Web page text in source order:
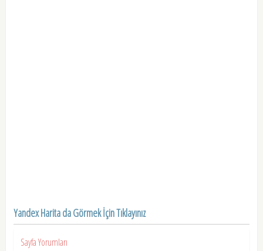
Yandex Harita da Görmek İçin Tıklayınız
Sayfa Yorumları